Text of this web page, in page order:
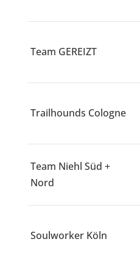
Team GEREIZT
Trailhounds Cologne
Team Niehl Süd +
Nord
Soulworker Köln